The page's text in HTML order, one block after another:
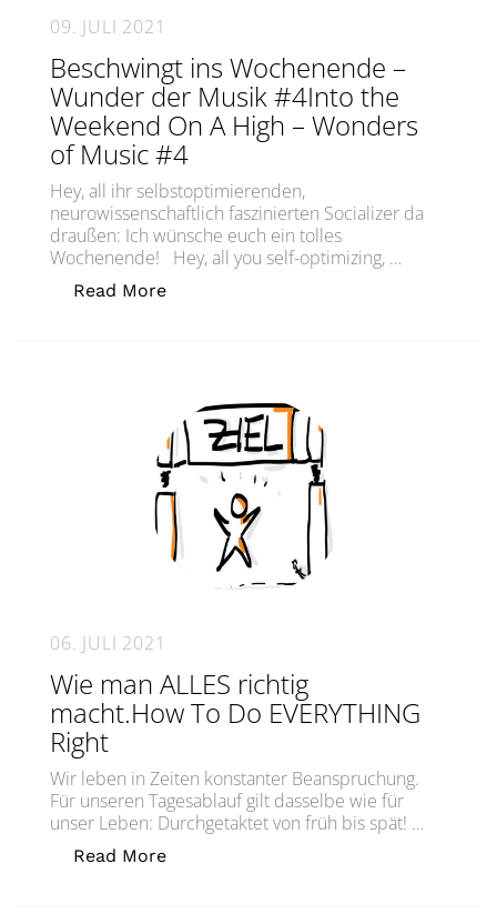
09. JULI 2021
Beschwingt ins Wochenende –
Wunder der Musik #4Into the
Weekend On A High – Wonders
of Music #4
Hey, all ihr selbstoptimierenden,
neurowissenschaftlich faszinierten Socializer da
draußen: Ich wünsche euch ein tolles
Wochenende! Hey, all you self-optimizing, …
Read More„Beschwingt ins Wochenende –
06. JULI 2021
Wie man ALLES richtig
macht.How To Do EVERYTHING
Right
Wir leben in Zeiten konstanter Beanspruchung.
Für unseren Tagesablauf gilt dasselbe wie für
unser Leben: Durchgetaktet von früh bis spät! …
Read More„Wie man ALLES richtig macht.How